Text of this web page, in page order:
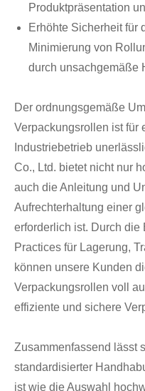
Produktpräsentation
Erhöhte Sicherheit für
Minimierung von
durch unsachgemäße
Der ordnungsgemäße
Verpackungsrollen ist für
Industriebetrieb
Co., Ltd. bietet nicht nur
auch die Anleitung und
Aufrechterhaltung einer
erforderlich ist. Durch die
Practices für Lagerung,
können unsere Kunden
Verpackungsrollen voll
effiziente und sichere
Zusammenfassend lässt
standardisierter
ist wie die Auswahl